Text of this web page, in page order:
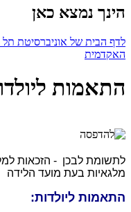
הינך נמצא כאן
לדף הבית של אוניברסיטת תל
האקדמית
התאמות
לתשומת לבכן - הזכאות
מלגאיות בעת מועד הלידה
התאמות ליולדות: